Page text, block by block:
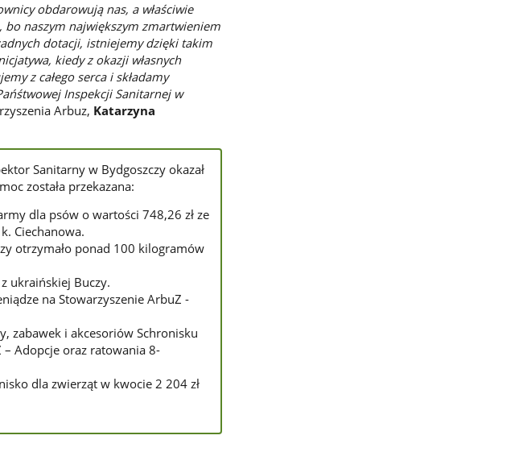
obdarowują nas, a właściwie
naszym największym zmartwieniem
dotacji, istniejemy dzięki takim
kiedy z okazji własnych
z całego serca i składamy
Inspekcji Sanitarnej w
Arbuz, Katarzyna
Sanitarny w Bydgoszczy okazał
została przekazana:
dla psów o wartości 748,26 zł ze
Ciechanowa.
otrzymało ponad 100 kilogramów
ukraińskiej Buczy.
na Stowarzyszenie ArbuZ -
zabawek i akcesoriów Schronisku
– Adopcje oraz ratowania 8-
dla zwierząt w kwocie 2 204 zł